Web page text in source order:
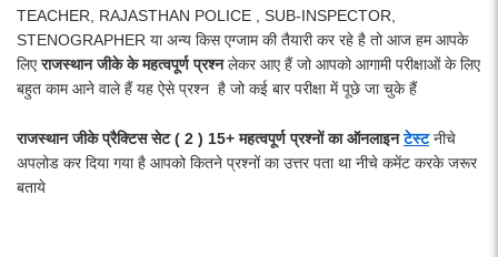
TEACHER, RAJASTHAN POLICE , SUB-INSPECTOR,
STENOGRAPHER या अन्य किस एग्जाम की तैयारी कर रहे है तो आज हम आपके
लिएराजस्थान जीके के महत्वपूर्ण प्रश्नलेकर आए हैं जो आपको आगामी परीक्षाओं के लिए
बहुत काम आने वाले हैं यह ऐसे प्रश्न है जो कई बार परीक्षा में पूछे जा चुके हैं
राजस्थान जीके प्रैक्टिस सेट ( 2 ) 15+ महत्वपूर्ण प्रश्नों का ऑनलाइनटेस्टनीचे
अपलोड कर दिया गया है आपको कितने प्रश्नों का उत्तर पता था नीचे कमेंट करके जरूर
बताये